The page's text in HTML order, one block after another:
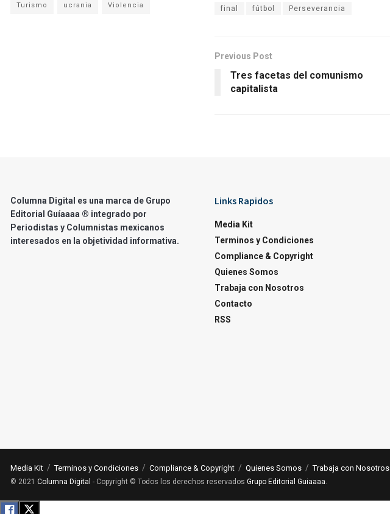
final fútbol Perseverancia
Previous Post
Tres facetas del comunismo
capitalista
Turismo ucrania Violencia
Columna Digital es una marca de Grupo
Editorial Guíaaaa ® integrado por
Periodistas y Columnistas mexicanos
interesados en la objetividad informativa.
Links Rapidos
Media Kit
Terminos y Condiciones
Compliance & Copyright
Quienes Somos
Trabaja con Nosotros
Contacto
RSS
Media Kit Terminos y Condiciones Compliance & Copyright Quienes Somos Trabaja con Nosotros
© 2021 Columna Digital - Copyright © Todos los derechos reservados Grupo Editorial Guiaaaa